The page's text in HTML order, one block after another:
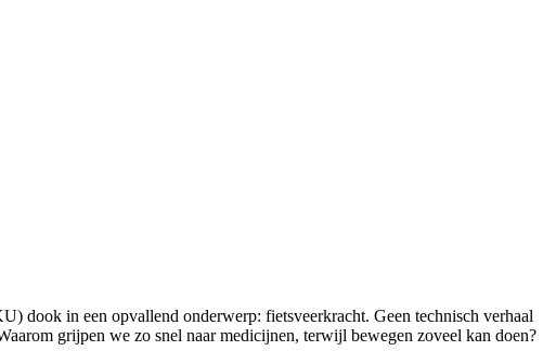
dook in een opvallend onderwerp: fietsveerkracht. Geen technisch verhaal
grijpen we zo snel naar medicijnen, terwijl bewegen zoveel kan doen?